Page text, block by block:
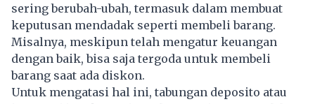
sering berubah-ubah, termasuk dalam membuat
keputusan mendadak seperti membeli barang.
Misalnya, meskipun telah mengatur keuangan
dengan baik, bisa saja tergoda untuk membeli
barang saat ada diskon.
Untuk mengatasi hal ini, tabungan deposito atau